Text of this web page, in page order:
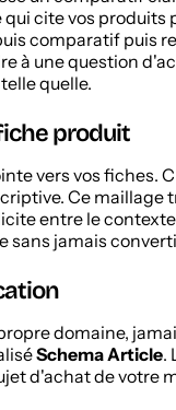
cite vos produits
comparatif puis
à une question
quelle.
produit
vers vos
Ce
entre le
sans jamais
domaine,
Schema Article.
d'achat de votre